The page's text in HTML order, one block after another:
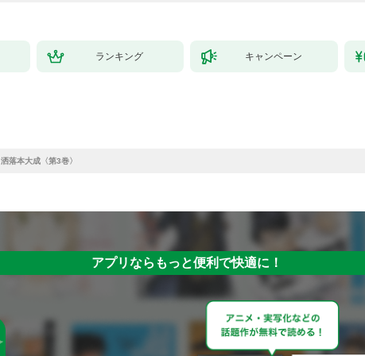
ランキング キャンペーン
洒落本大成〈第3巻〉
アプリならもっと便利で快適に！